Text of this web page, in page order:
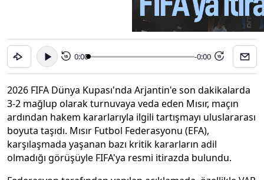
15 0:00 -0:00 15
2026 FIFA Dünya Kupası'nda Arjantin'e son dakikalarda
3-2 mağlup olarak turnuvaya veda eden Mısır, maçın
ardından hakem kararlarıyla ilgili tartışmayı uluslararası
boyuta taşıdı. Mısır Futbol Federasyonu (EFA),
karşılaşmada yaşanan bazı kritik kararların adil
olmadığı görüşüyle FIFA'ya resmi itirazda bulundu.